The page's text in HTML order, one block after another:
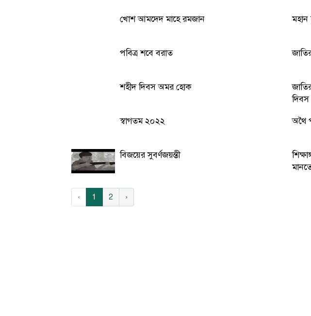
খোশ আমদেদ মাহে রমজান মহান
পবিত্র শবে বরাত
শহীদ দিবস অমর হোক
দিবস
স্বাগতম ২০২২
অথৈ
বিজয়ের সুবর্ণজয়ন্তী
‹ 1 2 ›